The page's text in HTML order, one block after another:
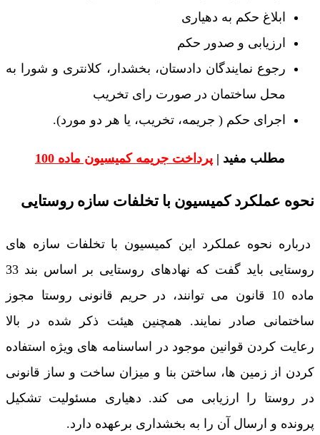
ابلاغ حکم به دهیاری
ارزیابی و صدور حکم
رجوع نمایندگان دادستان، بخشدار، کلانتری و شورا به
محل ساختمان در صورت رای تخریب
اجرای حکم ( جریمه، تخریب، یا هر دو مورد).
مطلب مفید | پرداخت جریمه کمیسیون ماده 100
نحوه عملکرد کمیسیون با تخلفات سازه روستایی
درباره نحوه عملکرد این کمیسیون با تخلفات سازه های
روستایی باید گفت که نهادهای روستایی بر اساس بند 33
ماده 10 قانون می توانند، در حریم قانونی روستا مجوز
ساختمانی صادر نمایند. همچنین هیئت ذکر شده در بالا
رعایت کردن قوانین موجود در اساسنامه های ویژه استفاده
کردن از زمین ها، ساختن بنا و میزان ساخت و ساز قانونی
در روستا را ارزیابی می کند. دهیاری مسئولیت تشکیل
پرونده و ارسال آن را به بخشداری برعهده دارد.